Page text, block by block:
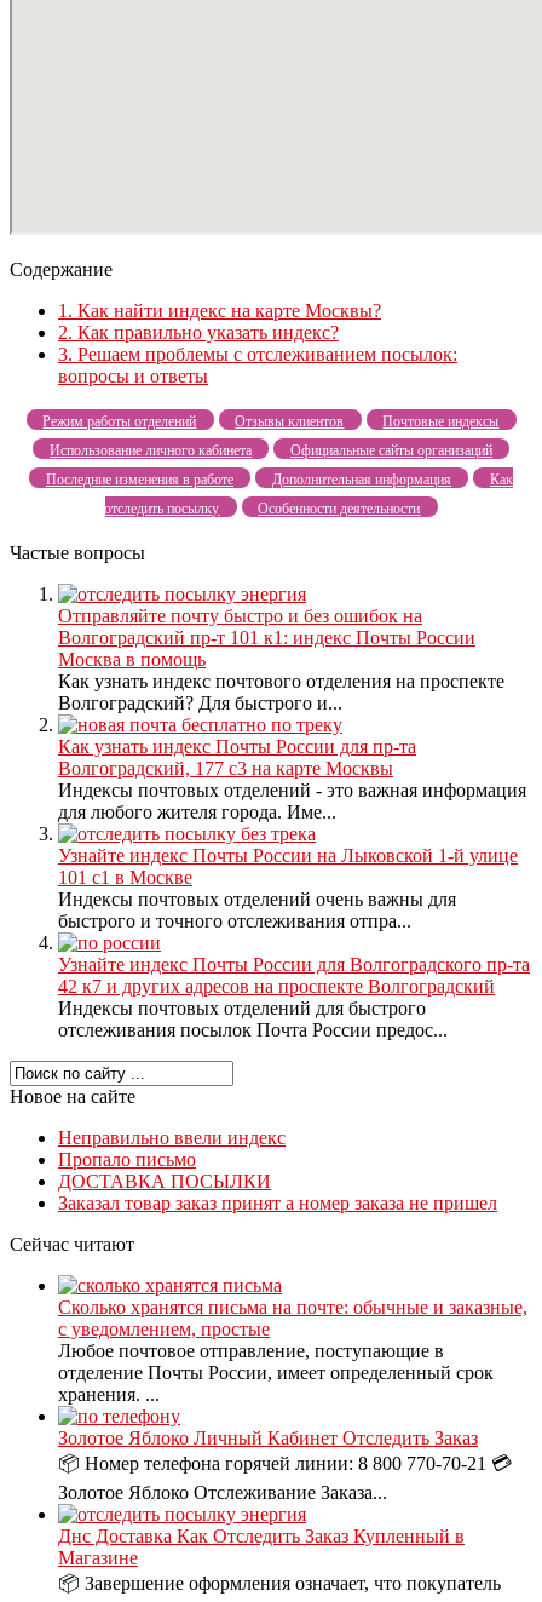
Содержание
1. Как найти индекс на карте Москвы?
2. Как правильно указать индекс?
3. Решаем проблемы с отслеживанием посылок:
вопросы и ответы
Режим работы отделений Отзывы клиентов
Почтовые индексы
Использование личного кабинета
Официальные сайты организаций
Последние изменения в работе
Дополнительная информация
Как
отследить посылку
Особенности деятельности
Частые вопросы
Отправляйте почту быстро и без ошибок на
Волгоградский пр-т 101 к1: индекс Почты России
Москва в помощь
Как узнать индекс почтового отделения на проспекте
Волгоградский? Для быстрого и...
Как узнать индекс Почты России для пр-та
Волгоградский, 177 с3 на карте Москвы
Индексы почтовых отделений - это важная информация
для любого жителя города. Име...
Узнайте индекс Почты России на Лыковской 1-й улице
101 с1 в Москве
Индексы почтовых отделений очень важны для
быстрого и точного отслеживания отпра...
Узнайте индекс Почты России для Волгоградского пр-та
42 к7 и других адресов на проспекте Волгоградский
Индексы почтовых отделений для быстрого
отслеживания посылок Почта России предос...
Новое на сайте
Неправильно ввели индекс
Пропало письмо
ДОСТАВКА ПОСЫЛКИ
Заказал товар заказ принят а номер заказа не пришел
Сейчас читают
Сколько хранятся письма на почте: обычные и заказные,
с уведомлением, простые
Любое почтовое отправление, поступающие в
отделение Почты России, имеет определенный срок
хранения. ...
Золотое Яблоко Личный Кабинет Отследить Заказ
📦 Номер телефона горячей линии: 8 800 770-70-21 💳
Золотое Яблоко Отслеживание Заказа...
Днс Доставка Как Отследить Заказ Купленный в
Магазине
📦 Завершение оформления означает, что покупатель